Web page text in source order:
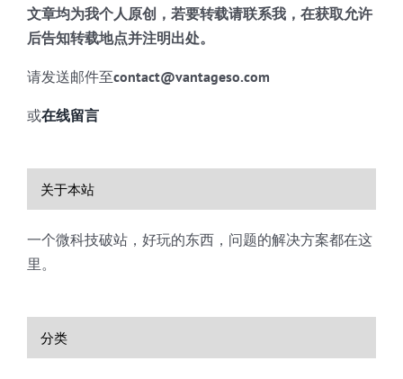
文章均为我个人原创，若要转载请联系我，在获取允许
后告知转载地点并注明出处。
请发送邮件至contact@vantageso.com
或在线留言
关于本站
一个微科技破站，好玩的东西，问题的解决方案都在这
里。
分类